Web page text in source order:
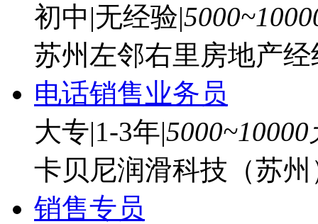
初中|无经验|
苏州左邻右里房地产
电话销售业务员
大专|1-3年|
卡贝尼润滑科技（苏
销售专员